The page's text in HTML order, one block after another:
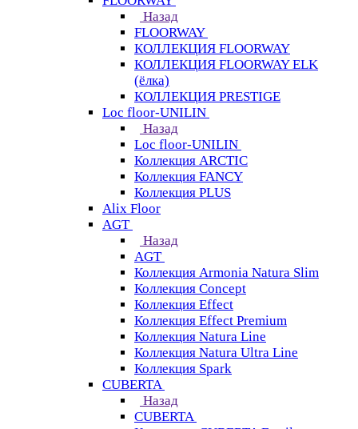
Назад
FLOORWAY
КОЛЛЕКЦИЯ FLOORWAY
КОЛЛЕКЦИЯ FLOORWAY ELK
(ёлка)
КОЛЛЕКЦИЯ PRESTIGE
Loс floor-UNILIN
Назад
Loс floor-UNILIN
Коллекция ARCTIС
Коллекция FANCY
Коллекция PLUS
Alix Floor
AGT
Назад
AGT
Коллекция Armonia Natura Slim
Коллекция Concept
Коллекция Effect
Коллекция Effect Premium
Коллекция Natura Line
Коллекция Natura Ultra Line
Коллекция Spark
CUBERTA
Назад
CUBERTA